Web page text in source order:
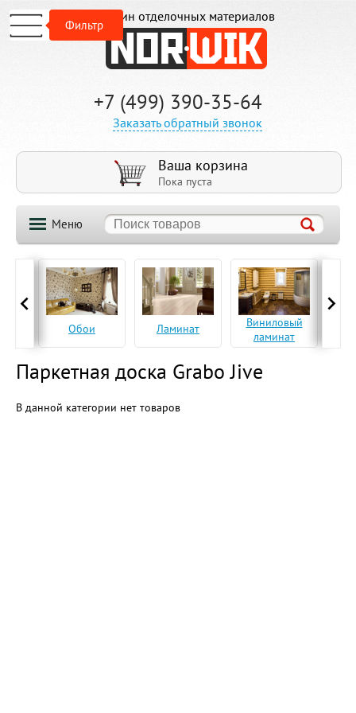
Магазин отделочных материалов
+7 (499) 390-35-64
Заказать обратный звонок
Ваша корзина
Пока пуста
Меню
Обои Ламинат
Виниловый
ламинат
Фильтр
Паркетная доска Grabo Jive
В данной категории нет товаров